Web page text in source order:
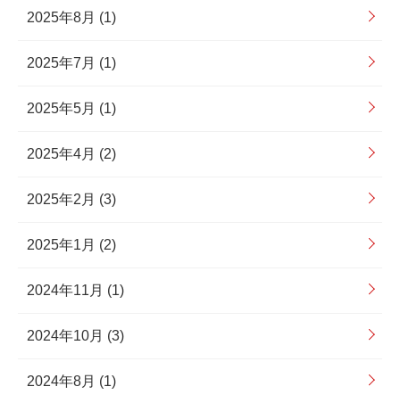
2025年8月 (1)
2025年7月 (1)
2025年5月 (1)
2025年4月 (2)
2025年2月 (3)
2025年1月 (2)
2024年11月 (1)
2024年10月 (3)
2024年8月 (1)